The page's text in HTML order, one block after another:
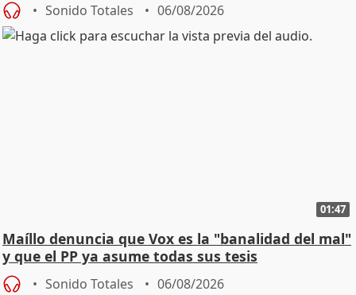
Sonido Totales 06/08/2026
01:47
Maíllo denuncia que Vox es la "banalidad del mal"
y que el PP ya asume todas sus tesis
Sonido Totales 06/08/2026